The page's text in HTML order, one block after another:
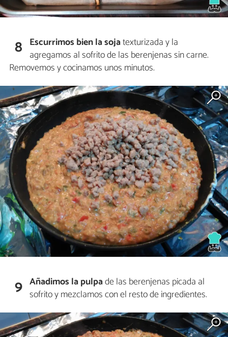
8 Escurrimos bien la sojatexturizada y la
agregamos al sofrito de las berenjenas sin carne.
Removemos y cocinamos unos minutos.
9 Añadimos la pulpade las berenjenas picada al
sofrito y mezclamos con el resto de ingredientes.